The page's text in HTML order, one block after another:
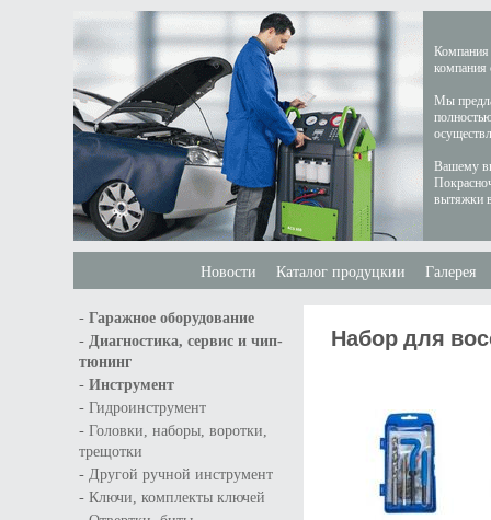
Компания
компания
Мы
Вашему
вытяжки
Новости Каталог продуцкии Галерея
- Гаражное оборудование
- Диагностика, сервис и чип-
тюнинг
- Инструмент
- Гидроинструмент
- Головки, наборы, воротки,
трещотки
- Другой ручной инструмент
- Ключи, комплекты ключей
Набор для